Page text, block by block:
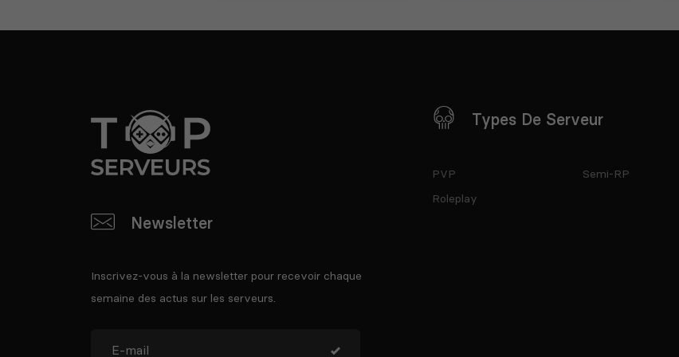
Newsletter
Inscrivez-vous à la newsletter pour recevoir chaque
semaine des actus sur les serveurs.
Types De Serveur
PVP
Roleplay
Semi-RP